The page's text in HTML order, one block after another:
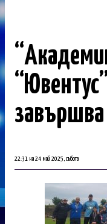
завършва
22:31 на 24 май 2025, събота